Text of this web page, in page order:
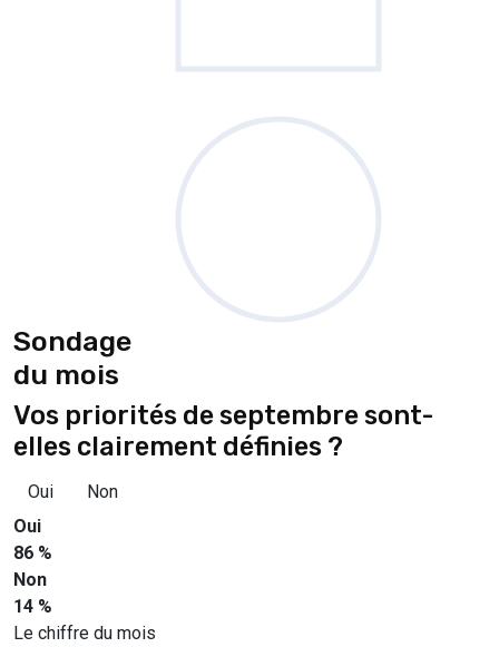
Sondage
du mois
Vos priorités de septembre sont-
elles clairement définies ?
Oui
Non
Oui
86 %
Non
14 %
Le chiffre du mois